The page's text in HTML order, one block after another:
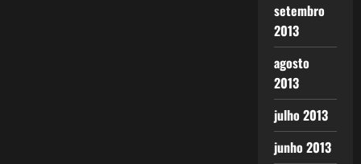
setembro
2013
agosto
2013
julho 2013
junho 2013